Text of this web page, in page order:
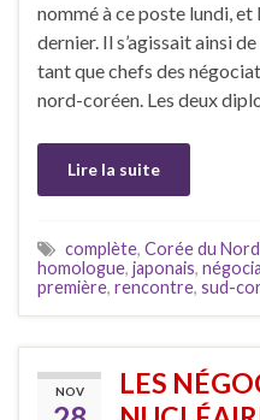
nommé à ce poste lundi,
dernier. Il s’agissait ainsi
tant que chefs des
nord-coréen. Les deux
Lire la suite
complète, Corée du Nord
homologue, japonais,
première, rencontre, sud-
NOV
LES